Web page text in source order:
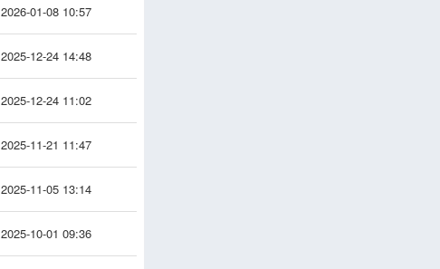
2026-01-08 10:57
2025-12-24 14:48
2025-12-24 11:02
2025-11-21 11:47
2025-11-05 13:14
2025-10-01 09:36